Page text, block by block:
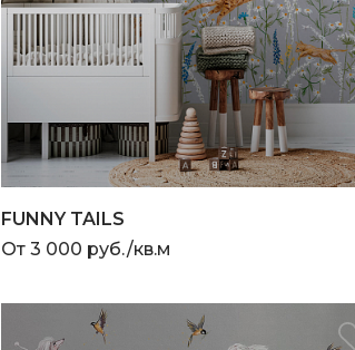
FUNNY TAILS
От 3 000 руб./кв.м